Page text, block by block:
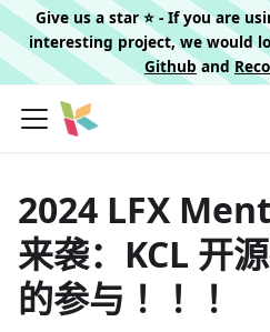
Give us a star ⭐️ - If you are
interesting project, we would
Githuband
2024 LFX
来袭：KCL 开
的参与 ！！！